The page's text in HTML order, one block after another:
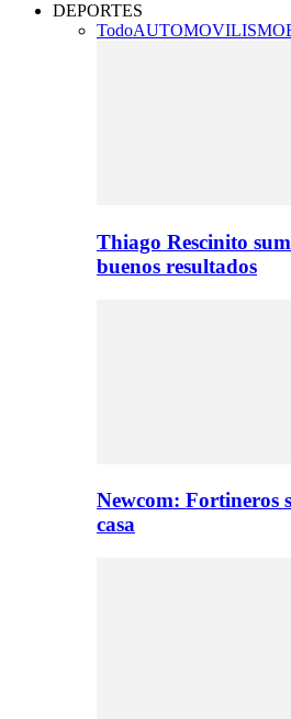
DEPORTES
TodoAUTOMOVILISMO
Thiago Rescinito
buenos resultados
Newcom: Fortineros
casa